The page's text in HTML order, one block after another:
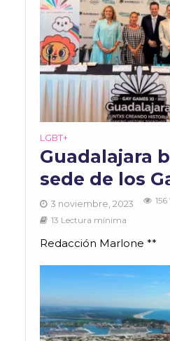
LGBT+
Guadalajara
sede de los
3 noviembre, 2023
13 Lectura mínima
Redacción Marlone **